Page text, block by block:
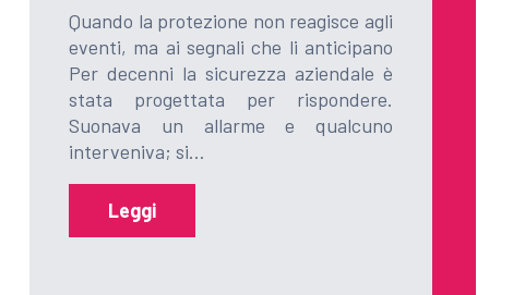
Quando la protezione non reagisce agli
eventi, ma ai segnali che li anticipano
Per decenni la sicurezza aziendale è
stata progettata per rispondere.
Suonava un allarme e qualcuno
interveniva; si…
Leggi